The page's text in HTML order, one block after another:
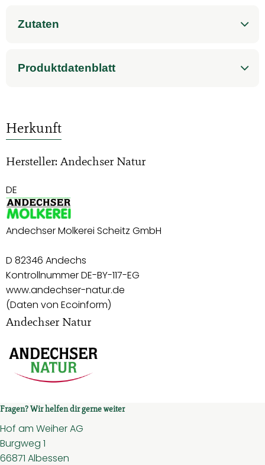
Zutaten
Produktdatenblatt
Herkunft
Hersteller: Andechser Natur
DE
Andechser Molkerei Scheitz GmbH
D 82346 Andechs
Kontrollnummer DE-BY-117-EG
www.andechser-natur.de
(Daten von Ecoinform)
Andechser Natur
Fragen? Wir helfen dir gerne weiter
Hof am Weiher AG
Burgweg 1
66871 Albessen